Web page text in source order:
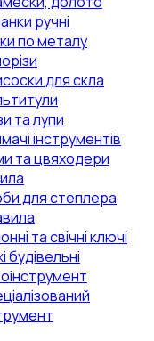
ручні
по металу
для скла
та лупи
інструментів
та цвяходери
для степлера
та свічні ключі
будівельні